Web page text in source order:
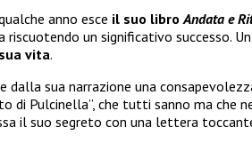
anno esce il suo libro Andata e
riscuotendo un significativo successo.
vita.
dalla sua narrazione una
di Pulcinella”, che tutti sanno ma che
il suo segreto con una lettera